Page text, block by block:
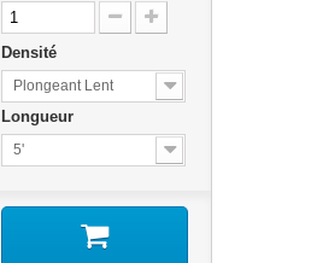
Densité
Plongeant Lent
Longueur
5'